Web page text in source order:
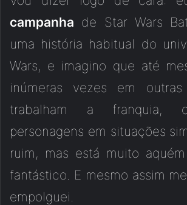
campanha de Star Wars
uma história habitual do
Wars, e imagino que até
inúmeras vezes em
trabalham a franquia,
personagens em situações
ruim, mas está muito
fantástico. E mesmo assim
empolguei.